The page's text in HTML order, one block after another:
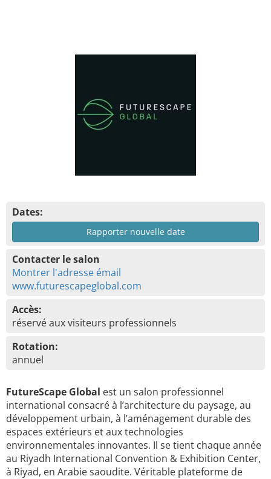
Dates:
Rapporter nouvelle date
Contacter le salon
Montrer l'adresse émail
www.futurescapeglobal.com
Accès:
réservé aux visiteurs professionnels
Rotation:
annuel
FutureScape Global est un salon professionnel
international consacré à l’architecture du paysage, au
développement urbain, à l’aménagement durable des
espaces extérieurs et aux technologies
environnementales innovantes. Il se tient chaque année
au Riyadh International Convention & Exhibition Center,
à Riyad, en Arabie saoudite. Véritable plateforme de